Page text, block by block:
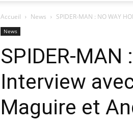
Accueil News SPIDER-MAN : NO WAY
News
SPIDER-MAN
Interview
Maguire et